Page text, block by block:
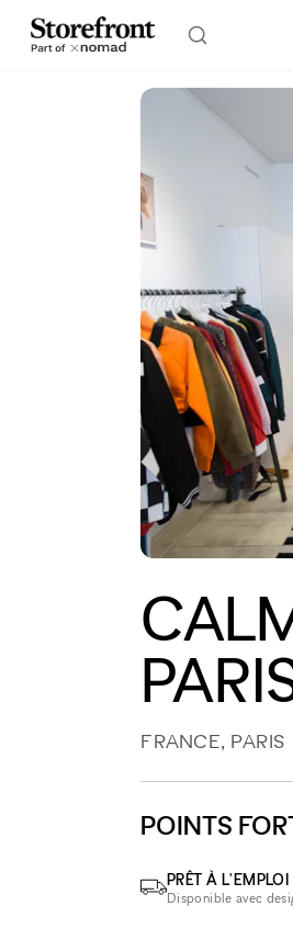
FRANCE, PARIS
POINTS
PRÊT À L'EMPLOI
Disponible avec